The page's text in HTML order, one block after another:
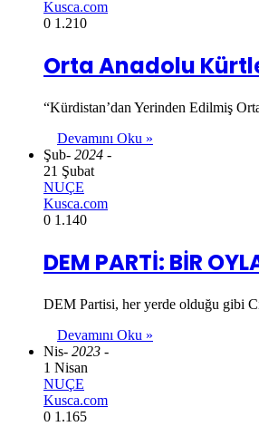
Kusca.com
0 1.210
Orta Anadolu
“Kürdistan’dan Yerinden Edilmiş
Devamını Oku »
Şub- 2024 -
21 Şubat
NUÇE
Kusca.com
0 1.140
DEM PARTİ: BİR
DEM Partisi, her yerde olduğu gibi
Devamını Oku »
Nis- 2023 -
1 Nisan
NUÇE
Kusca.com
0 1.165